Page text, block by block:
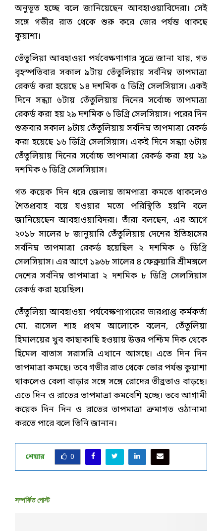
অনুভূত হচ্ছে বলে জানিয়েছেন আবহাওয়াবিদেরা। সেই
সঙ্গে গভীর রাত থেকে শুরু করে ভোর পর্যন্ত থাকছে
কুয়াশা।
তেঁতুলিয়া আবহাওয়া পর্যবেক্ষণাগার সূত্রে জানা যায়, গত
বৃহস্পতিবার সকাল ৯টায় তেঁতুলিয়ায় সর্বনিম্ন তাপমাত্রা
রেকর্ড করা হয়েছে ১৪ দশমিক ৫ ডিগ্রি সেলসিয়াস। একই
দিনে সন্ধ্যা ৬টায় তেঁতুলিয়ায় দিনের সর্বোচ্চ তাপমাত্রা
রেকর্ড করা হয় ২৯ দশমিক ৬ ডিগ্রি সেলসিয়াস। পরের দিন
শুক্রবার সকাল ৯টায় তেঁতুলিয়ায় সর্বনিম্ন তাপমাত্রা রেকর্ড
করা হয়েছে ১৬ ডিগ্রি সেলসিয়াস। একই দিনে সন্ধ্যা ৬টায়
তেঁতুলিয়ায় দিনের সর্বোচ্চ তাপমাত্রা রেকর্ড করা হয় ২৯
দশমিক ৬ ডিগ্রি সেলসিয়াস।
গত কয়েক দিন ধরে জেলায় তামপাত্রা কমতে থাকলেও
শৈতপ্রবাহ বয়ে যওয়ার মতো পরিস্থিতি হয়নি বলে
জানিয়েছেন আবহাওয়াবিদরা। তাঁরা বলছেন, এর আগে
২০১৮ সালের ৮ জানুয়ারি তেঁতুলিয়ায় দেশের ইতিহাসের
সর্বনিম্ন তাপমাত্রা রেকর্ড হয়েছিল ২ দশমিক ৬ ডিগ্রি
সেলসিয়াস। এর আগে ১৯৬৮ সালের ৪ ফেব্রুয়ারি শ্রীমঙ্গলে
দেশের সর্বনিম্ন তাপমাত্রা ২ দশমিক ৮ ডিগ্রি সেলসিয়াস
রেকর্ড করা হয়েছিল।
তেঁতুলিয়া আবহাওয়া পর্যবেক্ষণাগারের ভারপ্রাপ্ত কর্মকর্তা
মো. রাসেল শাহ প্রথম আলোকে বলেন, তেঁতুলিয়া
হিমালয়ের খুব কাছাকাছি হওয়ায় উত্তর পশ্চিম দিক থেকে
হিমেল বাতাস সরাসরি এখানে আসছে। এতে দিন দিন
তাপমাত্রা কমছে। তবে গভীর রাত থেকে ভোর পর্যন্ত কুয়াশা
থাকলেও বেলা বাড়ার সঙ্গে সঙ্গে রোদের তীব্রতাও বাড়ছে।
এতে দিন ও রাতের তাপমাত্রা কমবেশি হচ্ছে। তবে আগামী
কয়েক দিন দিন ও রাতের তাপমাত্রা ক্রমাগত ওঠানামা
করতে পারে বলে তিনি জানান।
শেয়ার 0
সম্পর্কিত পোস্ট